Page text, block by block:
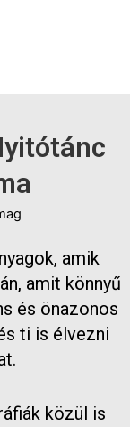
amik
amit könnyű
és önazonos
ti is élvezni
közül is